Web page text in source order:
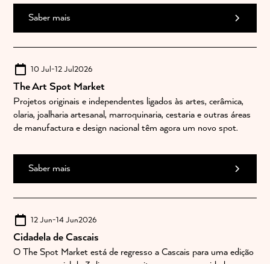
Saber mais
10 Jul-12 Jul2026
The Art Spot Market
Projetos originais e independentes ligados às artes, cerâmica,
olaria, joalharia artesanal, marroquinaria, cestaria e outras áreas
de manufactura e design nacional têm agora um novo spot.
Saber mais
12 Jun-14 Jun2026
Cidadela de Cascais
O The Spot Market está de regresso a Cascais para uma edição